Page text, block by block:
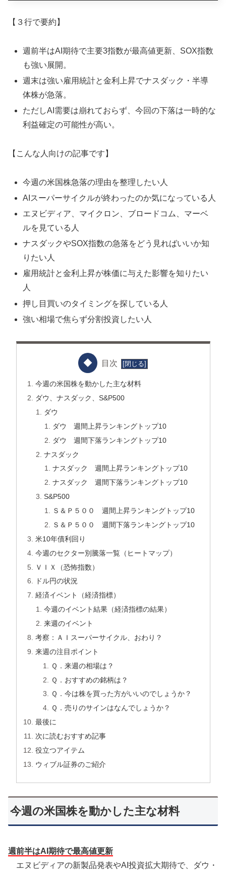
【３行で要約】
週前半はAI期待で主要3指数が最高値更新、SOX指数
も強い展開。
週末は強い雇用統計と金利上昇でナスダック・半導
体株が急落。
ただしAI需要は崩れておらず、今回の下落は一時的な
利益確定の可能性が高い。
【こんな人向けの記事です】
今週の米国株急落の理由を整理したい人
AIスーパーサイクルが終わったのか気になっている人
エヌビディア、マイクロン、ブロードコム、マーベ
ルを見ている人
ナスダックやSOX指数の急落をどう見ればいいか知
りたい人
雇用統計と金利上昇が株価に与えた影響を知りたい
人
押し目買いのタイミングを探している人
強い相場で焦らず分割投資したい人
目次
今週の米国株を動かした主な材料
ダウ、ナスダック、S&P500
ダウ
ダウ 週間上昇ランキングトップ10
ダウ 週間下落ランキングトップ10
ナスダック
ナスダック 週間上昇ランキングトップ10
ナスダック 週間下落ランキングトップ10
S&P500
Ｓ＆Ｐ５００ 週間上昇ランキングトップ10
Ｓ＆Ｐ５００ 週間下落ランキングトップ10
米10年債利回り
今週のセクター別騰落一覧（ヒートマップ）
ＶＩＸ（恐怖指数）
ドル円の状況
経済イベント（経済指標）
今週のイベント結果（経済指標の結果）
来週のイベント
考察：ＡＩスーパーサイクル、おわり？
来週の注目ポイント
Ｑ．来週の相場は？
Ｑ．おすすめの銘柄は？
Ｑ．今は株を買った方がいいのでしょうか？
Ｑ．売りのサインはなんでしょうか？
最後に
次に読むおすすめ記事
役立つアイテム
ウィブル証券のご紹介
今週の米国株を動かした主な材料
週前半はAI期待で最高値更新
エヌビディアの新製品発表やAI投資拡大期待で、ダウ・